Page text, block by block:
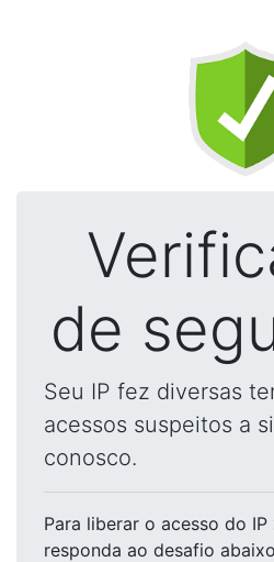
de
Seu IP fez diversas
acessos suspeitos a
conosco.
Para liberar o acesso do IP
responda ao desafio